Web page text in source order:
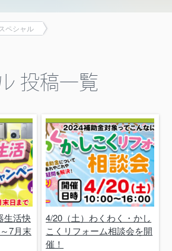
スペシャル
投稿一覧
生活快
7月末
4/20（土）わくわく・かし
こくリフォーム相談会を開
催！